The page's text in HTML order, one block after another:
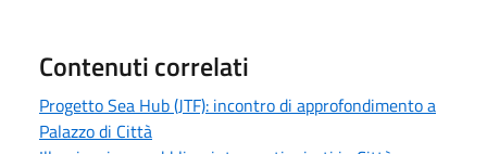
Contenuti correlati
Progetto Sea Hub (JTF): incontro di approfondimento a
Palazzo di Città